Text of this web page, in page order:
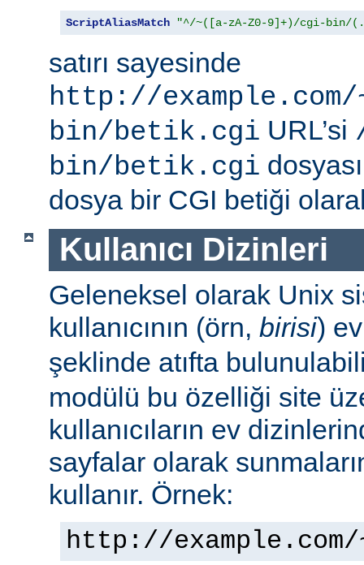
ScriptAliasMatch "^/~([a-zA-Z0-9]+)/cgi-bin/
satırı sayesinde
http://
bin/betik.cgi URL’si
bin/betik.cgi
dosya bir CGI betiği olarak
Kullanıcı Dizinleri
Geleneksel olarak Unix
kullanıcının (örn, birisi)
şeklinde atıfta
modülü bu özelliği site
kullanıcıların ev
sayfalar olarak
kullanır. Örnek:
http://